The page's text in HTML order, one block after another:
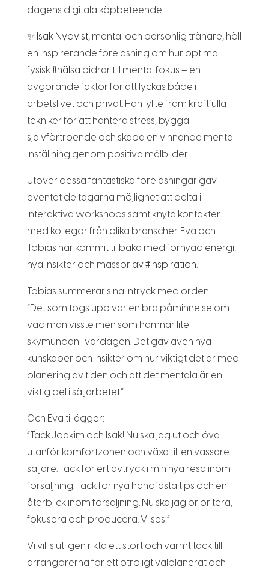
dagens digitala köpbeteende.
✨ Isak Nyqvist, mental och personlig tränare, höll
en inspirerande föreläsning om hur optimal
fysisk#hälsa bidrar till mental fokus – en
avgörande faktor för att lyckas både i
arbetslivet och privat. Han lyfte fram kraftfulla
tekniker för att hantera stress, bygga
självförtroende och skapa en vinnande mental
inställning genom positiva målbilder.
Utöver dessa fantastiska föreläsningar gav
eventet deltagarna möjlighet att delta i
interaktiva workshops samt knyta kontakter
med kollegor från olika branscher. Eva och
Tobias har kommit tillbaka med förnyad energi,
nya insikter och massor av#inspiration.
Tobias summerar sina intryck med orden:
”Det som togs upp var en bra påminnelse om
vad man visste men som hamnar lite i
skymundan i vardagen. Det gav även nya
kunskaper och insikter om hur viktigt det är med
planering av tiden och att det mentala är en
viktig del i säljarbetet.”
Och Eva tillägger:
”Tack Joakim och Isak! Nu ska jag ut och öva
utanför komfortzonen och växa till en vassare
säljare. Tack för ert avtryck i min nya resa inom
försäljning. Tack för nya handfasta tips och en
återblick inom försäljning. Nu ska jag prioritera,
fokusera och producera. Vi ses!”
Vi vill slutligen rikta ett stort och varmt tack till
arrangörerna för ett otroligt välplanerat och